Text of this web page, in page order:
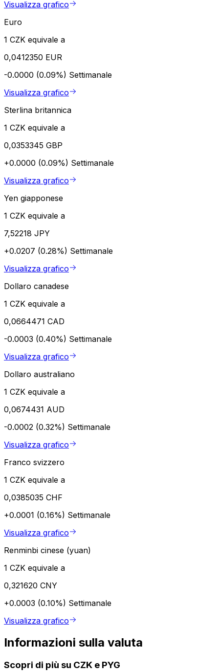
Visualizza grafico
Euro
1 CZK equivale a
0,0412350 EUR
-0.0000 (0.09%) Settimanale
Visualizza grafico
Sterlina britannica
1 CZK equivale a
0,0353345 GBP
+0.0000 (0.09%) Settimanale
Visualizza grafico
Yen giapponese
1 CZK equivale a
7,52218 JPY
+0.0207 (0.28%) Settimanale
Visualizza grafico
Dollaro canadese
1 CZK equivale a
0,0664471 CAD
-0.0003 (0.40%) Settimanale
Visualizza grafico
Dollaro australiano
1 CZK equivale a
0,0674431 AUD
-0.0002 (0.32%) Settimanale
Visualizza grafico
Franco svizzero
1 CZK equivale a
0,0385035 CHF
+0.0001 (0.16%) Settimanale
Visualizza grafico
Renminbi cinese (yuan)
1 CZK equivale a
0,321620 CNY
+0.0003 (0.10%) Settimanale
Visualizza grafico
Informazioni sulla valuta
Scopri di più su CZK e PYG